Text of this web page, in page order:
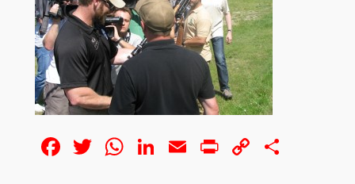
Facebook
Twitter
WhatsApp
LinkedIn
EmailPrintCopy